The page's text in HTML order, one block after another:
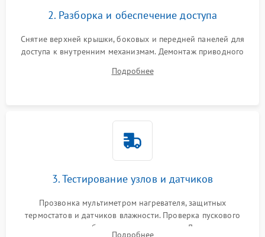
2. Разборка и обеспечение доступа
Снятие верхней крышки, боковых и передней панелей для
доступа к внутренним механизмам. Демонтаж приводного
Обеспечение свободного доступа к ТЭНу, компрессору,
Подробнее
3. Тестирование узлов и датчиков
Прозвонка мультиметром нагревателя, защитных
термостатов и датчиков влажности. Проверка пускового
конденсатора, обмоток мотора и помпы. Для машин с
Подробнее